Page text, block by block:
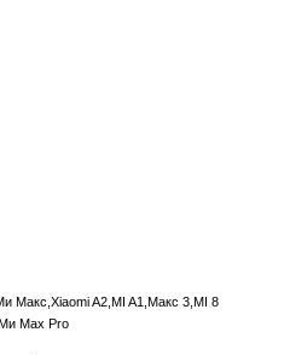
Макс,Xiaomi A2,MI A1,Макс 3,MI 8
Max Pro